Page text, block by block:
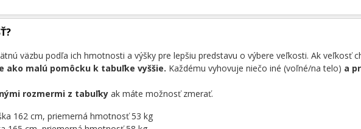
väzbu podľa ich hmotnosti a výšky pre lepšiu predstavu o výbere veľkosti. Ak veľkosť
malú pomôcku k tabuľke vyššie. Každému vyhovuje niečo iné (voľné/na telo) a
rozmermi z tabuľky ak máte možnosť zmerať.
162 cm, priemerná hmotnosť 53 kg